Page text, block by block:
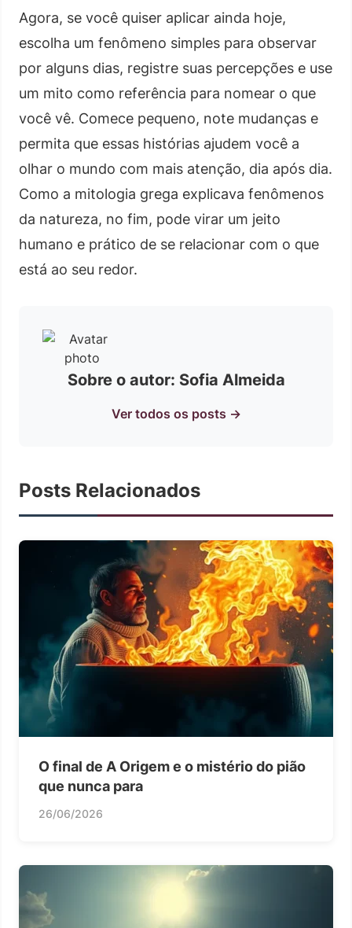
Agora, se você quiser aplicar ainda hoje,
escolha um fenômeno simples para observar
por alguns dias, registre suas percepções e use
um mito como referência para nomear o que
você vê. Comece pequeno, note mudanças e
permita que essas histórias ajudem você a
olhar o mundo com mais atenção, dia após dia.
Como a mitologia grega explicava fenômenos
da natureza, no fim, pode virar um jeito
humano e prático de se relacionar com o que
está ao seu redor.
Sobre o autor: Sofia Almeida
Ver todos os posts →
Posts Relacionados
O final de A Origem e o mistério do pião
que nunca para
26/06/2026